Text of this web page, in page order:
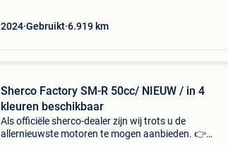
2024 Gebruikt 6.919 km
Sherco Factory SM-R 50cc/ NIEUW / in 4
kleuren beschikbaar
Als officiële sherco-dealer zijn wij trots u de
allernieuwste motoren te mogen aanbieden. 👉